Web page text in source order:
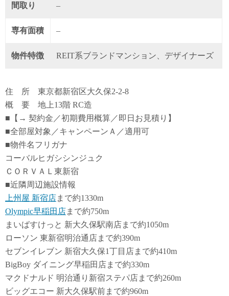
間取り –
専有面積 –
物件特徴 REIT系ブランドマンション、デザイナーズ
住 所 東京都新宿区大久保2-2-8
概 要 地上13階 RC造
■【→ 契約金／初期費用概算／即日お見積り】
■全部屋対象／キャンペーンＡ／適用可
■物件名フリガナ
コーバルヒガシシンジュク
ＣＯＲＶＡＬ東新宿
■近隣周辺施設情報
上州屋 新宿店まで約1330m
Olympic早稲田店まで約750m
まいばすけっと 新大久保駅南店まで約1050m
ローソン 東新宿明治通店まで約390m
セブンイレブン 新宿大久保1丁目店まで約410m
BigBoy ダイニング早稲田店まで約330m
マクドナルド 明治通り新宿ステパ店まで約260m
ビッグエコー 新大久保駅前まで約960m